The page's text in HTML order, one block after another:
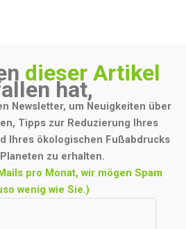
dieser Artikel
hat,
Newsletter, um Neuigkeiten über
Tipps zur Reduzierung Ihres
Ihres ökologischen Fußabdrucks
zu erhalten.
pro Monat, wir mögen Spam
wenig wie Sie.)